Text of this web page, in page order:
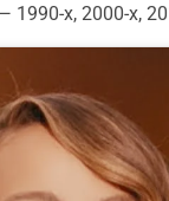
х, 2000-х,